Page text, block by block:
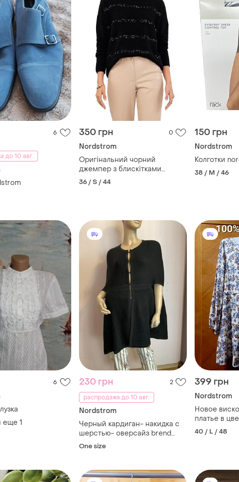
6
до 10 авг.
350 грн 0
Nordstrom
Оригінальний чорний
джемпер з блискітками
№610/31
36 / S / 44
150 грн
Nordstrom
38 / M / 46
6
еще 1
230 грн
2
распродажа до 10 авг.
Nordstrom
Черный кардиган- накидка с
шерстью- оверсайз brend
Nordstrom
One size
399 грн
Nordstrom
Новое
платье в
40 / L / 48